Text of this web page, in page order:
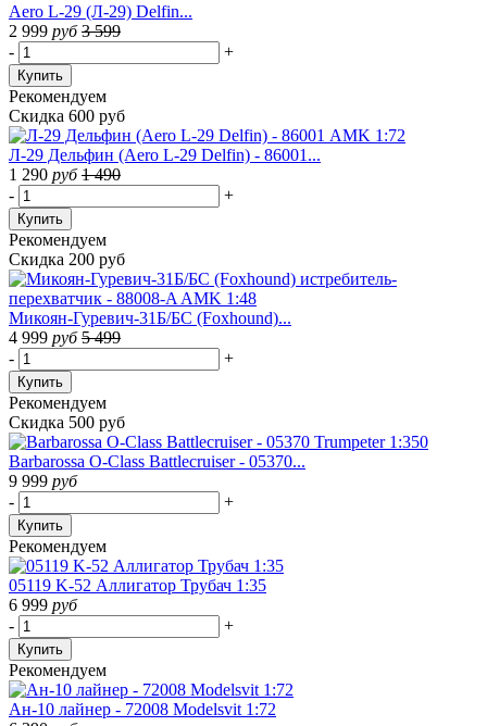
Aero L-29 (Л-29) Delfin...
2 999 руб 3 599
-
+
Купить
Рекомендуем
Скидка 600 руб
Л-29 Дельфин (Aero L-29 Delfin) - 86001...
1 290 руб 1 490
-
+
Купить
Рекомендуем
Скидка 200 руб
Микоян-Гуревич-31Б/БС (Foxhound)...
4 999 руб 5 499
-
+
Купить
Рекомендуем
Скидка 500 руб
Barbarossa O-Class Battlecruiser - 05370...
9 999 руб
-
+
Купить
Рекомендуем
05119 K-52 Аллигатор Трубач 1:35
6 999 руб
-
+
Купить
Рекомендуем
Ан-10 лайнер - 72008 Modelsvit 1:72